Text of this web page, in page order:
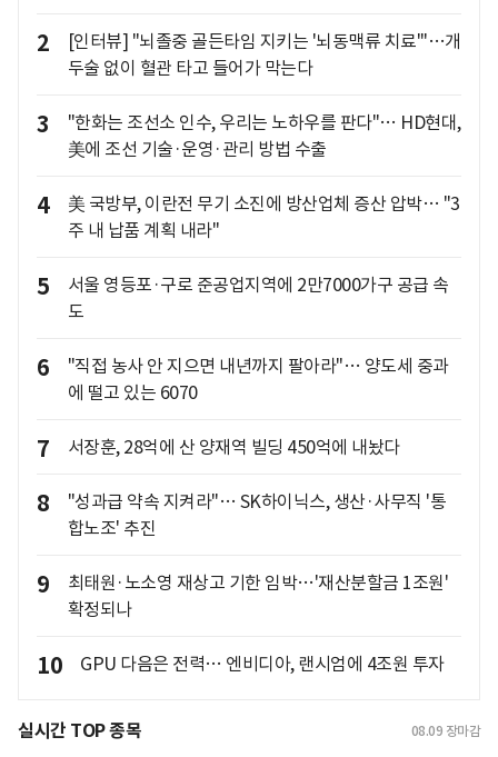
2
[인터뷰] "뇌졸중 골든타임 지키는 '뇌동맥류 치료'"…개
두술 없이 혈관 타고 들어가 막는다
3
"한화는 조선소 인수, 우리는 노하우를 판다"… HD현대,
美에 조선 기술·운영·관리 방법 수출
4
美 국방부, 이란전 무기 소진에 방산업체 증산 압박… "3
주 내 납품 계획 내라"
5
서울 영등포·구로 준공업지역에 2만7000가구 공급 속
도
6
"직접 농사 안 지으면 내년까지 팔아라"… 양도세 중과
에 떨고 있는 6070
7 서장훈, 28억에 산 양재역 빌딩 450억에 내놨다
8
"성과급 약속 지켜라"… SK하이닉스, 생산·사무직 '통
합노조' 추진
9
최태원·노소영 재상고 기한 임박…'재산분할금 1조원'
확정되나
10 GPU 다음은 전력… 엔비디아, 랜시엄에 4조원 투자
실시간 TOP 종목 08.09 장마감